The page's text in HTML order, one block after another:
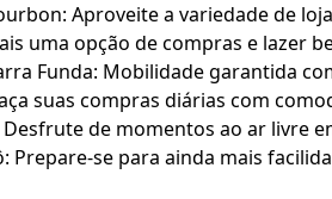
Aproveite a variedade de
uma opção de compras e lazer
Funda: Mobilidade garantida
suas compras diárias com
Desfrute de momentos ao ar livre
Prepare-se para ainda mais